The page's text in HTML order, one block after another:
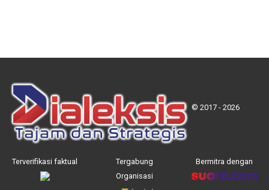
© 2017 - 2026
Terverifikasi faktual
Tergabung
Organisasi
Bermitra dengan